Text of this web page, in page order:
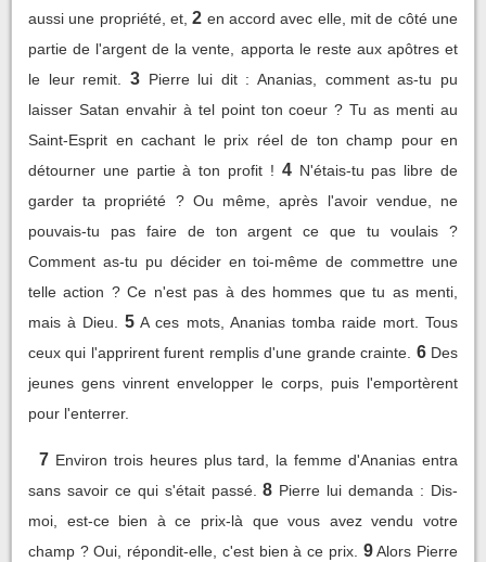
aussi une propriété, et, 2 en accord avec elle, mit de côté une
partie de l'argent de la vente, apporta le reste aux apôtres et
le leur remit.
3 Pierre lui dit : Ananias, comment as-tu pu
laisser Satan envahir à tel point ton coeur ? Tu as menti au
Saint-Esprit en cachant le prix réel de ton champ pour en
détourner une partie à ton profit ! 4 N'étais-tu pas libre de
garder ta propriété ? Ou même, après l'avoir vendue, ne
pouvais-tu pas faire de ton argent ce que tu voulais ?
Comment as-tu pu décider en toi-même de commettre une
telle action ? Ce n'est pas à des hommes que tu as menti,
mais à Dieu.
5 A ces mots, Ananias tomba raide mort. Tous
ceux qui l'apprirent furent remplis d'une grande crainte. 6 Des
jeunes gens vinrent envelopper le corps, puis l'emportèrent
pour l'enterrer.
7 Environ trois heures plus tard, la femme d'Ananias entra
sans savoir ce qui s'était passé. 8 Pierre lui demanda : Dis-
moi, est-ce bien à ce prix-là que vous avez vendu votre
champ ? Oui, répondit-elle, c'est bien à ce prix. 9 Alors Pierre